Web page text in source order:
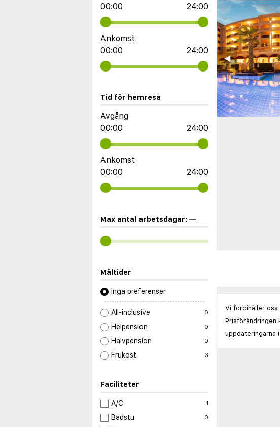
00:00
24:00
Ankomst
00:00
24:00
Tid för hemresa
Avgång
00:00
24:00
Ankomst
00:00
24:00
Max antal arbetsdagar: —
Måltider
Inga preferenser
All-inclusive 0
Helpension 0
Halvpension 0
Frukost 3
Faciliteter
A/C 1
Badstu 0
◀︎
Vi förbihåller
Prisförändringen
uppdateringarna